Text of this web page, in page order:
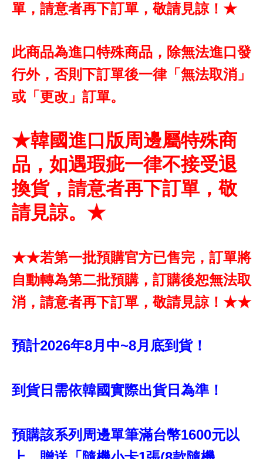
單，請意者再下訂單，敬請見諒！★
此商品為進口特殊商品，除無法進口發
行外，否則下訂單後一律「無法取消」
或「更改」訂單。
★韓國進口版周邊屬特殊商
品，如遇瑕疵一律不接受退
換貨，請意者再下訂單，敬
請見諒。★
★★若第一批預購官方已售完，訂單將
自動轉為第二批預購，訂購後恕無法取
消，請意者再下訂單，敬請見諒！★★
預計2026年8月中~8月底到貨！
到貨日需依韓國實際出貨日為準！
預購該系列周邊單筆滿台幣1600元以